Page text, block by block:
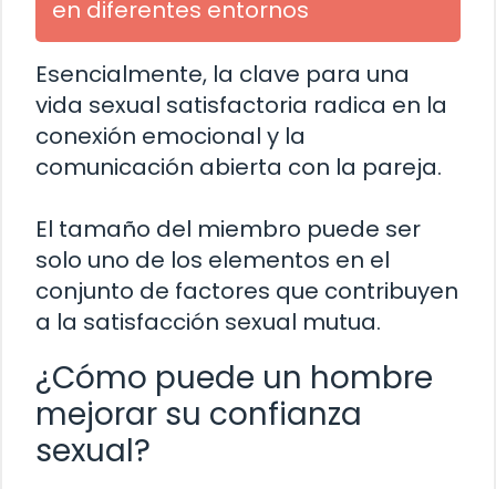
en diferentes entornos
Esencialmente, la clave para una
vida sexual satisfactoria radica en la
conexión emocional y la
comunicación abierta con la pareja.
El tamaño del miembro puede ser
solo uno de los elementos en el
conjunto de factores que contribuyen
a la satisfacción sexual mutua.
¿Cómo puede un hombre
mejorar su confianza
sexual?